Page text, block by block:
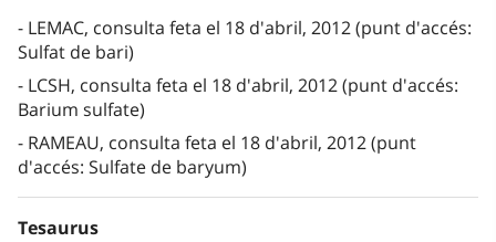
LEMAC, consulta feta el 18 d'abril, 2012 (punt d'accés:
Sulfat de bari)
LCSH, consulta feta el 18 d'abril, 2012 (punt d'accés:
Barium sulfate)
RAMEAU, consulta feta el 18 d'abril, 2012 (punt
d'accés: Sulfate de baryum)
Tesaurus